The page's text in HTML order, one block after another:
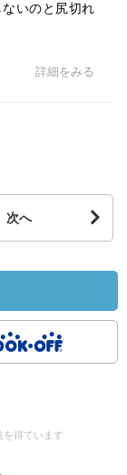
いのと尻切れ
詳細をみる
次へ
を得ています